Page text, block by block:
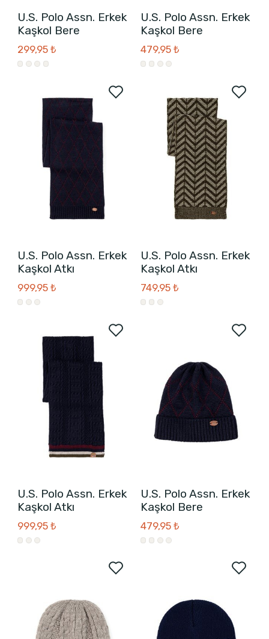
U.S. Polo Assn. Erkek
Kaşkol Bere
299,95 ₺
U.S. Polo Assn. Erkek
Kaşkol Bere
479,95 ₺
U.S. Polo Assn. Erkek
Kaşkol Atkı
999,95 ₺
U.S. Polo Assn. Erkek
Kaşkol Atkı
749,95 ₺
U.S. Polo Assn. Erkek
Kaşkol Atkı
999,95 ₺
U.S. Polo Assn. Erkek
Kaşkol Bere
479,95 ₺